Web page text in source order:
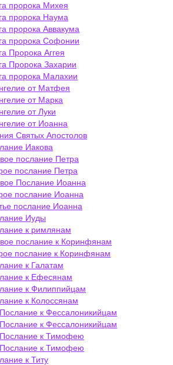
пророка Михея
пророка Наума
пророка Аввакума
пророка Софонии
Пророка Аггея
Пророка Захарии
пророка Малахии
от Матфея
от Марка
от Луки
от Иоанна
Святых Апостолов
Иакова
послание Петра
послание Петра
Послание Иоанна
послание Иоанна
послание Иоанна
Иуды
к римлянам
послание к Коринфянам
послание к Коринфянам
к Галатам
к Ефесянам
к Филиппийцам
к Колоссянам
к Фессалоникийцам
к Фессалоникийцам
к Тимофею
к Тимофею
к Титу